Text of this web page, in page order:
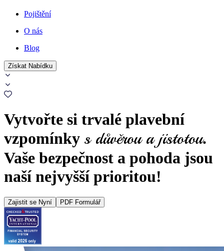
Pojištění
O nás
Blog
Získat Nabídku
Vytvořte si trvalé plavební
vzpomínky s důvěrou a jistotou.
Vaše bezpečnost a pohoda jsou
naší nejvyšší prioritou!
Zajistit se Nyní PDF Formulář